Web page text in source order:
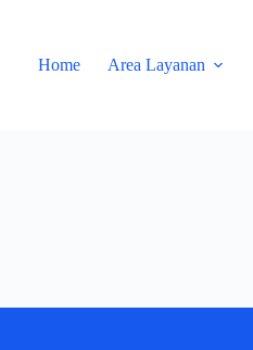
Home
Area Layanan